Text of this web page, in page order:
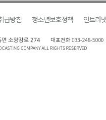
급방침 청소년보호정책 인트라넷